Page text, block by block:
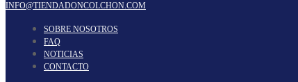
INFO@TIENDADONCOLCHON.COM
SOBRE NOSOTROS
FAQ
NOTICIAS
CONTACTO